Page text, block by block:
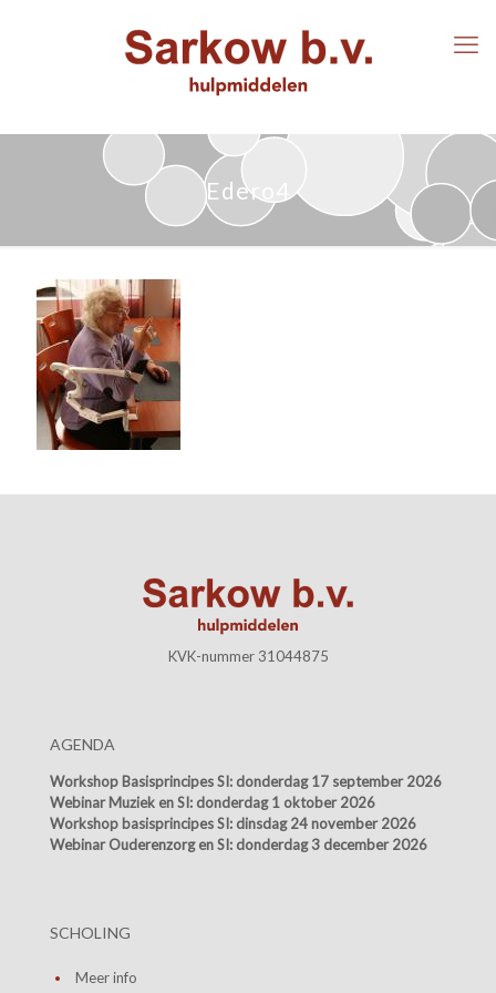
Edero4
KVK-nummer 31044875
AGENDA
Workshop Basisprincipes SI: donderdag 17 september 2026
Webinar Muziek en SI: donderdag 1 oktober 2026
Workshop basisprincipes SI: dinsdag 24 november 2026
Webinar Ouderenzorg en SI: donderdag 3 december 2026
SCHOLING
Meer info